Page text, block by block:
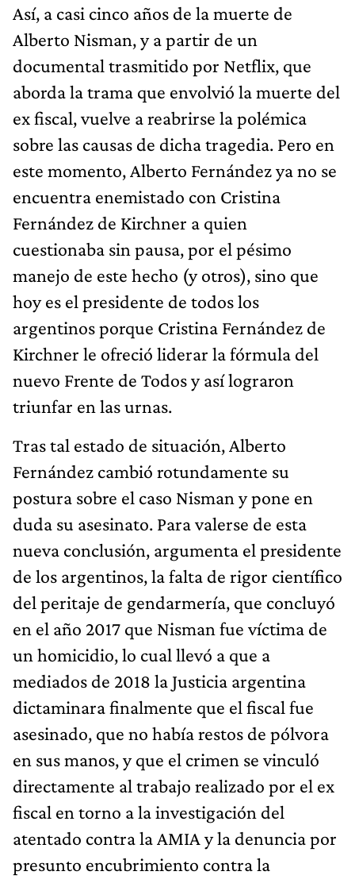
Así, a casi cinco años de la muerte de
Alberto Nisman, y a partir de un
documental trasmitido por Netflix, que
aborda la trama que envolvió la muerte del
ex fiscal, vuelve a reabrirse la polémica
sobre las causas de dicha tragedia. Pero en
este momento, Alberto Fernández ya no se
encuentra enemistado con Cristina
Fernández de Kirchner a quien
cuestionaba sin pausa, por el pésimo
manejo de este hecho (y otros), sino que
hoy es el presidente de todos los
argentinos porque Cristina Fernández de
Kirchner le ofreció liderar la fórmula del
nuevo Frente de Todos y así lograron
triunfar en las urnas.
Tras tal estado de situación, Alberto
Fernández cambió rotundamente su
postura sobre el caso Nisman y pone en
duda su asesinato. Para valerse de esta
nueva conclusión, argumenta el presidente
de los argentinos, la falta de rigor científico
del peritaje de gendarmería, que concluyó
en el año 2017 que Nisman fue víctima de
un homicidio, lo cual llevó a que a
mediados de 2018 la Justicia argentina
dictaminara finalmente que el fiscal fue
asesinado, que no había restos de pólvora
en sus manos, y que el crimen se vinculó
directamente al trabajo realizado por el ex
fiscal en torno a la investigación del
atentado contra la AMIA y la denuncia por
presunto encubrimiento contra la